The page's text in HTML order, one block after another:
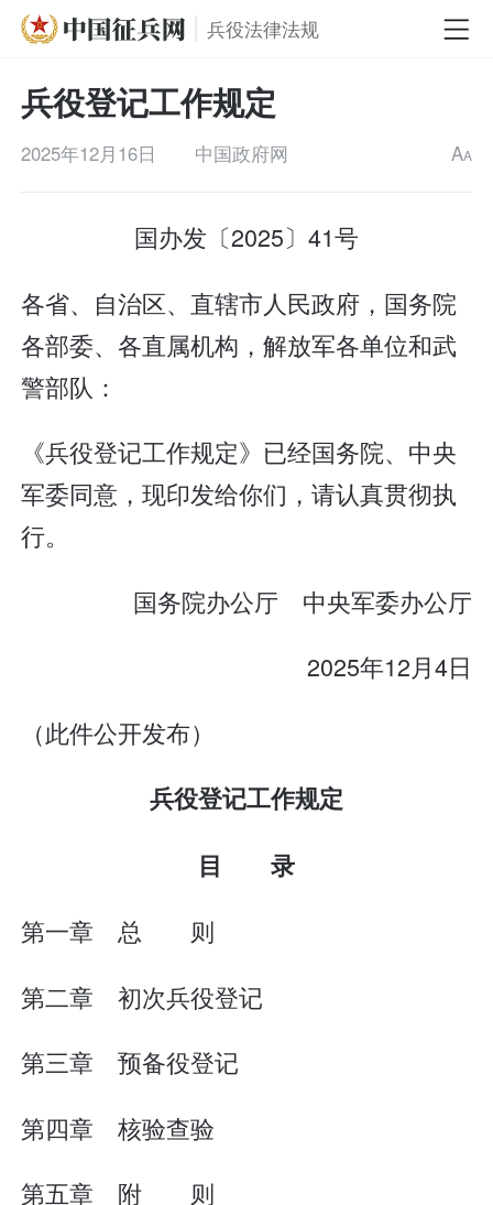
兵役法律法规
兵役登记工作规定
2025年12月16日 中国政府网 AA
国办发〔2025〕41号
各省、自治区、直辖市人民政府，国务院
各部委、各直属机构，解放军各单位和武
警部队：
《兵役登记工作规定》已经国务院、中央
军委同意，现印发给你们，请认真贯彻执
行。
国务院办公厅 中央军委办公厅
2025年12月4日
（此件公开发布）
兵役登记工作规定
目 录
第一章 总 则
第二章 初次兵役登记
第三章 预备役登记
第四章 核验查验
第五章 附 则